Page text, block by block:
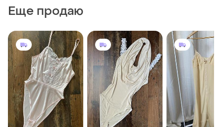
Еще продаю